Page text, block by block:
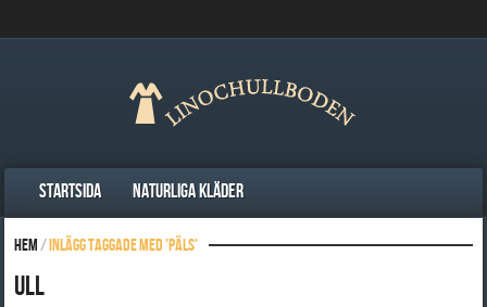
Startsida Naturliga kläder
Hem/Inlägg taggade med 'Päls'
Ull